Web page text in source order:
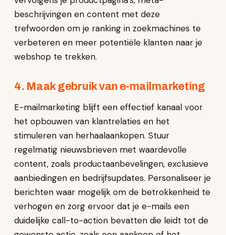
beschrijvingen en content met deze
trefwoorden om je ranking in zoekmachines te
verbeteren en meer potentiële klanten naar je
webshop te trekken.
4. Maak gebruik van e-mailmarketing
E-mailmarketing blijft een effectief kanaal voor
het opbouwen van klantrelaties en het
stimuleren van herhaalaankopen. Stuur
regelmatig nieuwsbrieven met waardevolle
content, zoals productaanbevelingen, exclusieve
aanbiedingen en bedrijfsupdates. Personaliseer je
berichten waar mogelijk om de betrokkenheid te
verhogen en zorg ervoor dat je e-mails een
duidelijke call-to-action bevatten die leidt tot de